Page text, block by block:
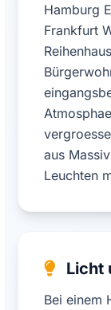
Hamburg
Frankfurt
aus
Leuchten
Licht
Bei einem